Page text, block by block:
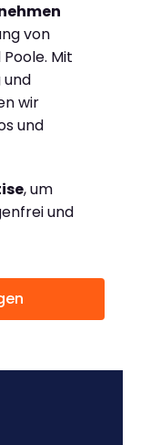
von
Mit
und
wir
und
, um
und